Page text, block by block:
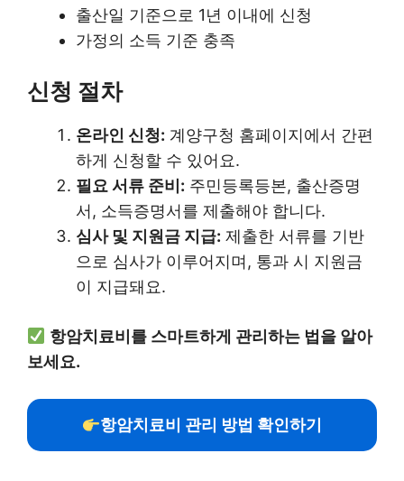
출산일 기준으로 1년 이내에 신청
가정의 소득 기준 충족
신청 절차
온라인 신청: 계양구청 홈페이지에서 간편
하게 신청할 수 있어요.
필요 서류 준비: 주민등록등본, 출산증명
서, 소득증명서를 제출해야 합니다.
심사 및 지원금 지급: 제출한 서류를 기반
으로 심사가 이루어지며, 통과 시 지원금
이 지급돼요.
항암치료비를 스마트하게 관리하는 법을 알아
보세요.
항암치료비 관리 방법 확인하기